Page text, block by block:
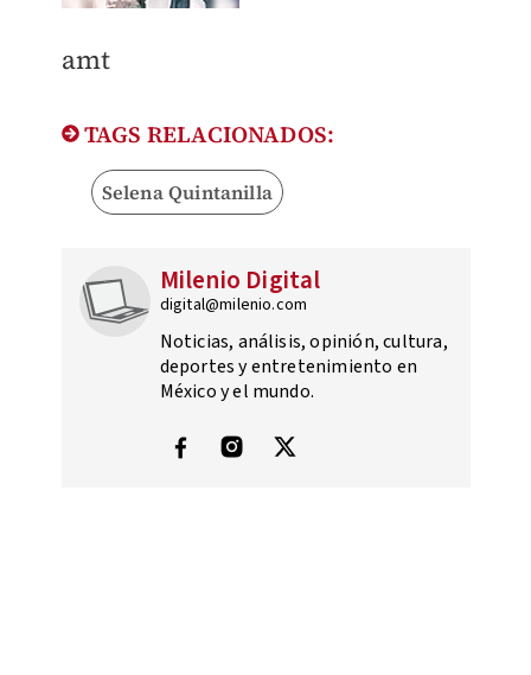
amt
TAGS RELACIONADOS:
Selena Quintanilla
Milenio Digital
digital@milenio.com
Noticias, análisis, opinión, cultura,
deportes y entretenimiento en
México y el mundo.